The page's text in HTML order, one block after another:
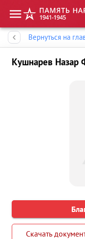
Вернуться на
Кушнарев Назар
Скачать
Память народа